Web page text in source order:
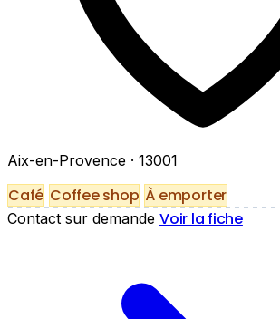
Aix-en-Provence · 13001
Café Coffee shop À emporter
Contact sur demande Voir la fiche